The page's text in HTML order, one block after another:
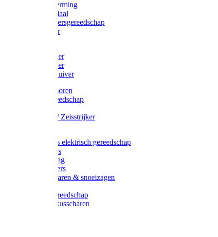
Kniebescherming
Afzetmateriaal
Stratenmakersgereedschap
Straathamer
Mestschuiver
Mestschraper
Sneeuwschuiver
Zeis toebehoren
Baggergereedschap
Wetstenen / Zeisstrijker
Accessoires elektrisch gereedschap
Grasmaaiers
Tuinreiniging
Robotmaaiers
Heggenscharen & snoeizagen
Klussen gereedschap
Gras & buxusscharen